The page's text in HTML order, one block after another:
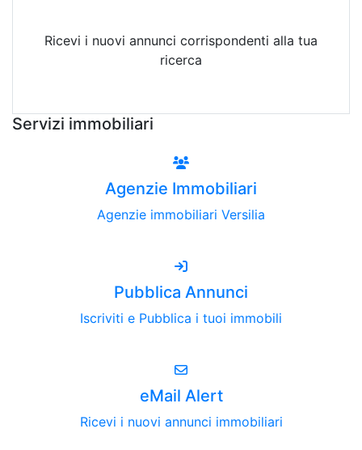
Ricevi i nuovi annunci corrispondenti alla tua
ricerca
Servizi immobiliari
Agenzie Immobiliari
Agenzie immobiliari Versilia
Pubblica Annunci
Iscriviti e Pubblica i tuoi immobili
eMail Alert
Ricevi i nuovi annunci immobiliari